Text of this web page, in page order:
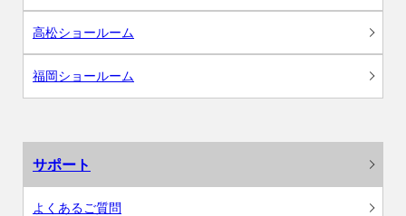
高松ショールーム
福岡ショールーム
サポート
よくあるご質問